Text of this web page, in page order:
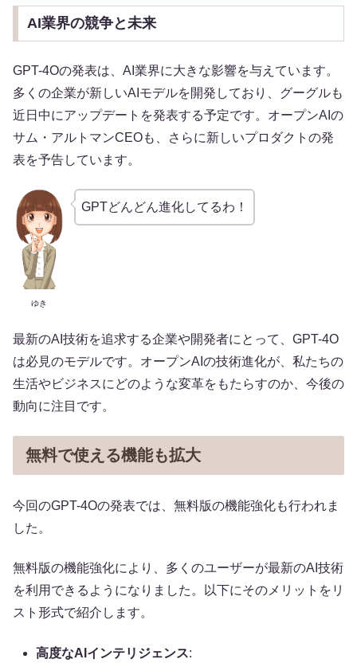
AI業界の競争と未来
GPT-4Oの発表は、AI業界に大きな影響を与えています。
多くの企業が新しいAIモデルを開発しており、グーグルも
近日中にアップデートを発表する予定です。オープンAIの
サム・アルトマンCEOも、さらに新しいプロダクトの発
表を予告しています。
ゆき
GPTどんどん進化してるわ！
最新のAI技術を追求する企業や開発者にとって、GPT-4O
は必見のモデルです。オープンAIの技術進化が、私たちの
生活やビジネスにどのような変革をもたらすのか、今後の
動向に注目です。
無料で使える機能も拡大
今回のGPT-4Oの発表では、無料版の機能強化も行われま
した。
無料版の機能強化により、多くのユーザーが最新のAI技術
を利用できるようになりました。以下にそのメリットをリ
スト形式で紹介します。
高度なAIインテリジェンス: